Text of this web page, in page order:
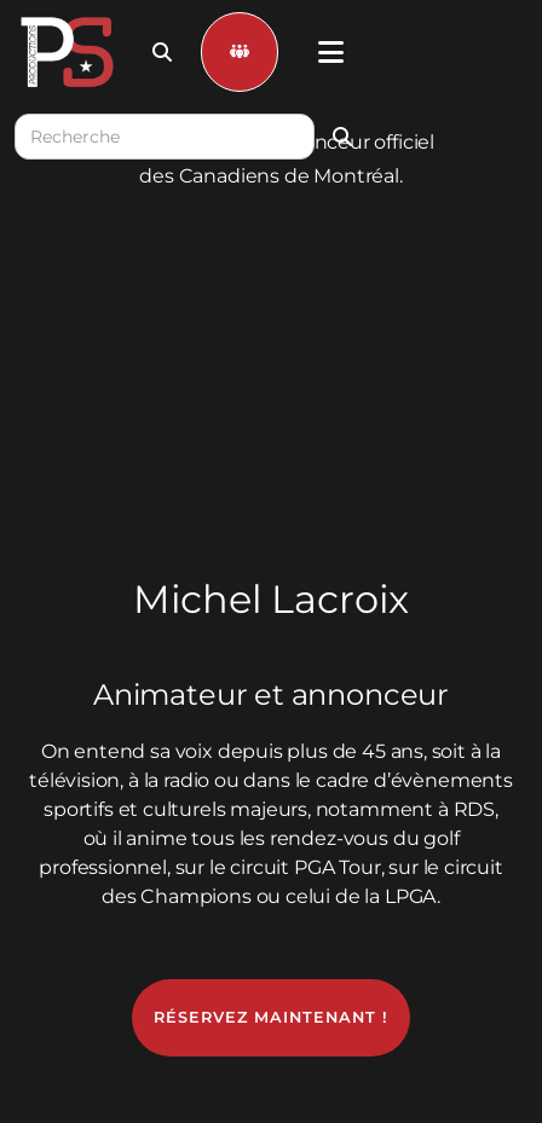
  
Michel Lacroix
Animateur et annonceur
On entend sa voix depuis plus de 45 ans, soit à la
télévision, à la radio ou dans le cadre d’évènements
sportifs et culturels majeurs, notamment à RDS,
où il anime tous les rendez-vous du golf
professionnel, sur le circuit PGA Tour, sur le circuit
des Champions ou celui de la LPGA.
RÉSERVEZ MAINTENANT !